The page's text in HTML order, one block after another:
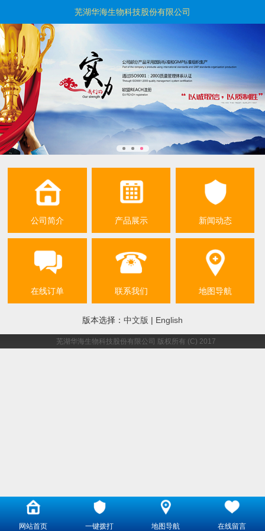
芜湖华海生物科技股份有限公司
公司简介 产品展示 新闻动态
在线订单 联系我们 地图导航
版本选择： 中文版 | English
芜湖华海生物科技股份有限公司 版权所有 (C) 2017
网站首页 一键拨打 地图导航 在线留言